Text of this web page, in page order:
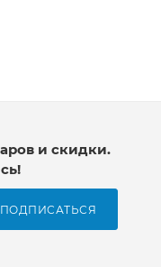
и скидки.
ПОДПИСАТЬСЯ